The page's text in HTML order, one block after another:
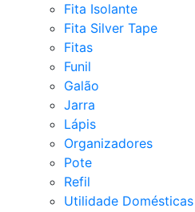
Fita Isolante
Fita Silver Tape
Fitas
Funil
Galão
Jarra
Lápis
Organizadores
Pote
Refil
Utilidade Domésticas